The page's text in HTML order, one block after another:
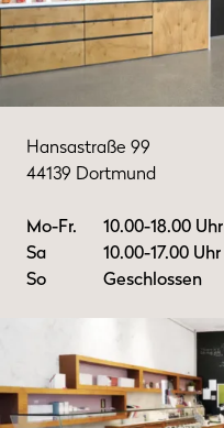
Hansastraße 99
44139 Dortmund
Mo-Fr.
Sa
So
10.00-18.00 Uhr
10.00-17.00 Uhr
Geschlossen